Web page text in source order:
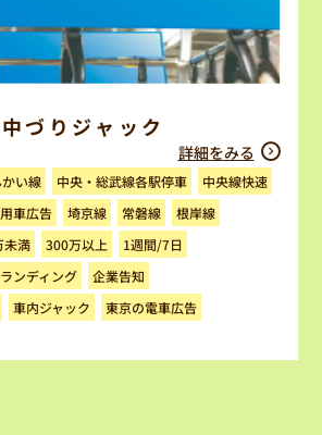
づりジャック
詳細をみる
かい線 中央・総武線各駅停車
中央線快速
車広告 埼京線 常磐線
根岸線
未満 300万以上 1週間/7日
ンディング 企業告知
車内ジャック 東京の電車広告